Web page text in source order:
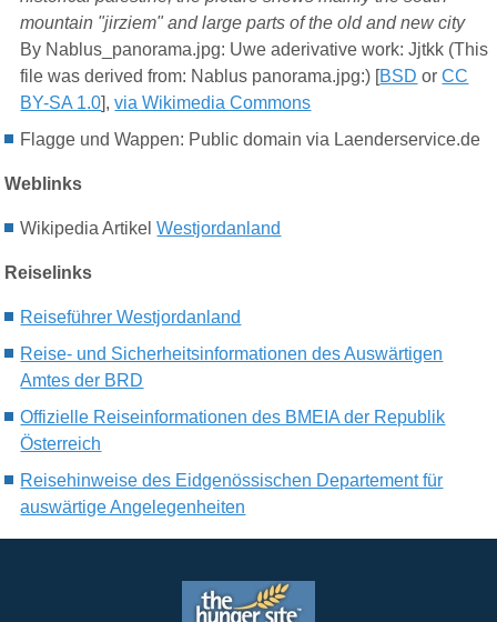
mountain "jirziem" and large parts of the old and new city
By Nablus_panorama.jpg: Uwe aderivative work: Jjtkk (This
file was derived from: Nablus panorama.jpg:) [BSD orCC
BY-SA 1.0],via Wikimedia Commons
Flagge und Wappen: Public domain via Laenderservice.de
Weblinks
Wikipedia ArtikelWestjordanland
Reiselinks
Reiseführer Westjordanland
Reise- und Sicherheitsinformationen des Auswärtigen
Amtes der BRD
Offizielle Reiseinformationen des BMEIA der Republik
Österreich
Reisehinweise des Eidgenössischen Departement für
auswärtige Angelegenheiten